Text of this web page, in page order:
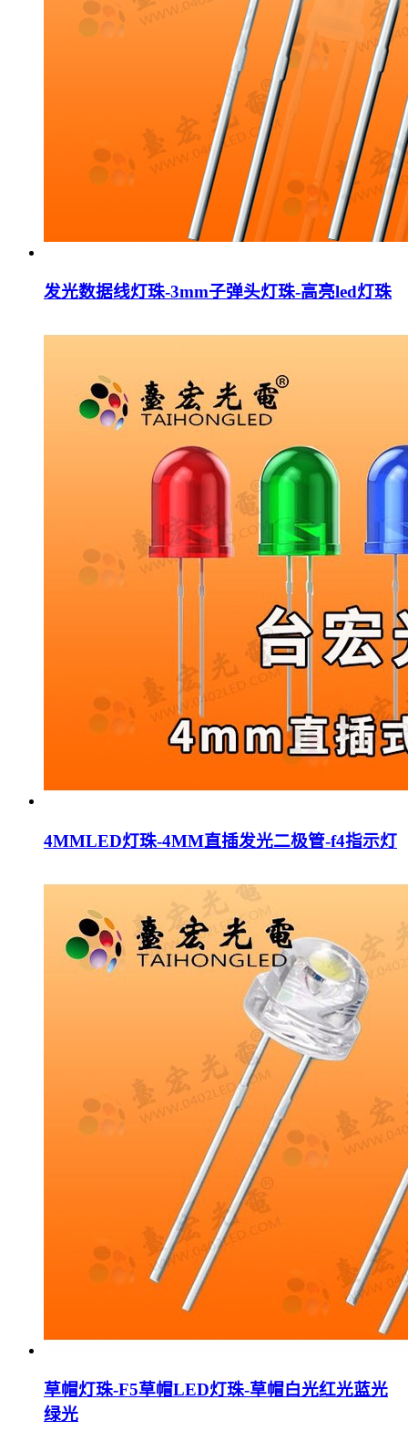
发光数据线灯珠-3mm子弹头灯珠-高亮led灯珠
4MMLED灯珠-4MM直插发光二极管-f4指示灯
草帽灯珠-F5草帽LED灯珠-草帽白光红光蓝光
绿光